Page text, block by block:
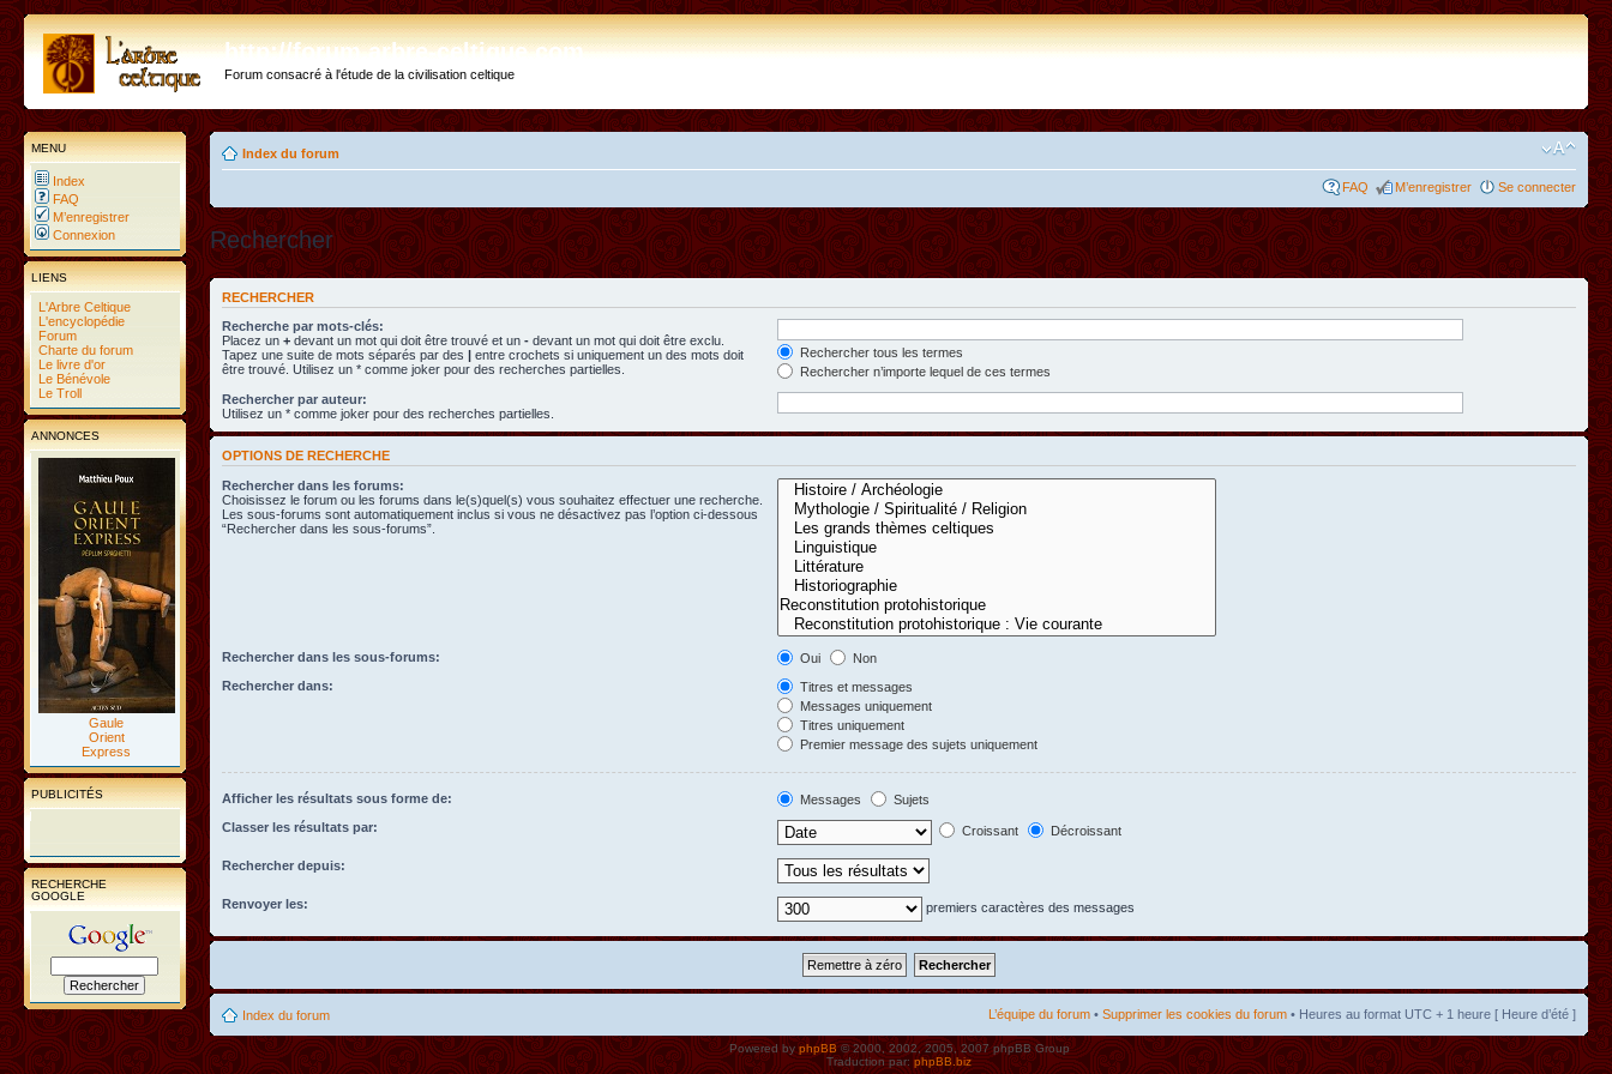
http://forum.arbre-celtique.com
Forum consacré à l'étude de la civilisation celtique
MENU
Index
FAQ
M’enregistrer
Connexion
LIENS
L'Arbre Celtique
L'encyclopédie
Forum
Charte du forum
Le livre d'or
Le Bénévole
Le Troll
ANNONCES
Gaule
Orient
Express
PUBLICITÉS
RECHERCHE
GOOGLE
Index du forum
FAQ M’enregistrer Se connecter
Rechercher
RECHERCHER
Recherche par mots-clés:
Placez un + devant un mot qui doit être trouvé et un - devant un mot qui doit être exclu.
Tapez une suite de mots séparés par des | entre crochets si uniquement un des mots doit
être trouvé. Utilisez un * comme joker pour des recherches partielles.
Rechercher tous les termes
Rechercher n’importe lequel de ces termes
Rechercher par auteur:
Utilisez un * comme joker pour des recherches partielles.
OPTIONS DE RECHERCHE
Rechercher dans les forums:
Choisissez le forum ou les forums dans le(s)quel(s) vous souhaitez effectuer une recherche.
Les sous-forums sont automatiquement inclus si vous ne désactivez pas l’option ci-dessous
“Rechercher dans les sous-forums”.
Rechercher dans les sous-forums: Oui
Non
Rechercher dans:
Titres et messages
Messages uniquement
Titres uniquement
Premier message des sujets uniquement
Afficher les résultats sous forme de: Messages
Sujets
Classer les résultats par:
Croissant Décroissant
Rechercher depuis:
Renvoyer les: premiers caractères des messages
Index du forum L’équipe du forum • Supprimer les cookies du forum • Heures au format UTC + 1 heure [ Heure d’été ]
Powered byphpBB© 2000, 2002, 2005, 2007 phpBB Group
Traduction par: phpBB.biz